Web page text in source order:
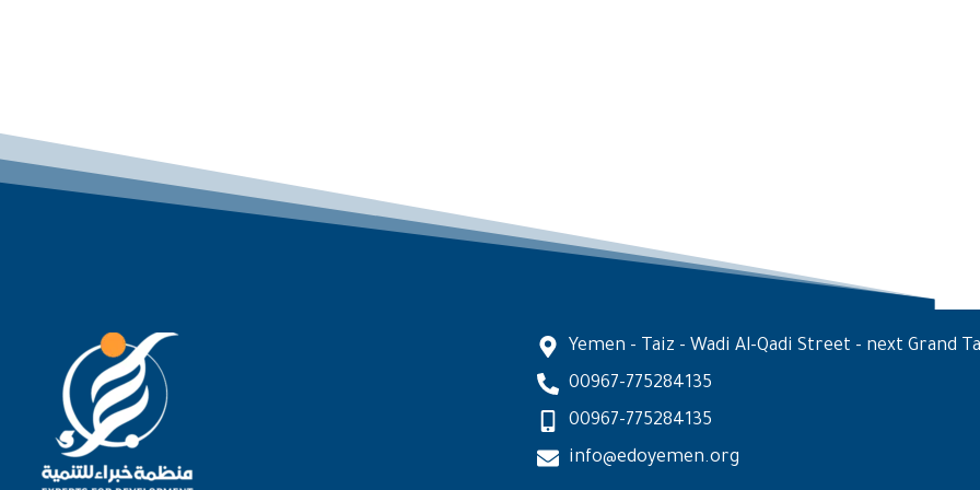
Yemen - Taiz - Wadi Al-Qadi Street - next Grand
00967-775284135
00967-775284135
info@edoyemen.org